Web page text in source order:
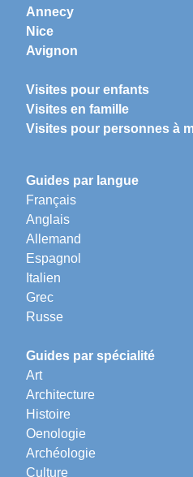
Annecy
Nice
Avignon
Visites pour enfants
Visites en famille
Visites pour personnes à
Guides par langue
Français
Anglais
Allemand
Espagnol
Italien
Grec
Russe
Guides par spécialité
Art
Architecture
Histoire
Oenologie
Archéologie
Culture